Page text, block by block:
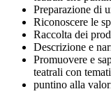
Preparazione di
Riconoscere le
Raccolta dei
Descrizione e
Promuovere e
teatrali con
puntino alla